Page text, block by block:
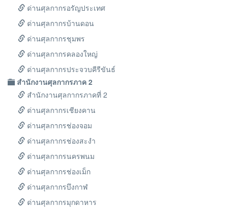
ด่านศุลกากรอรัญประเทศ
ด่านศุลกากรบ้านดอน
ด่านศุลกากรชุมพร
ด่านศุลกากรคลองใหญ่
ด่านศุลกากรประจวบคีรีขันธ์
สำนักงานศุลกากรภาค 2
สำนักงานศุลกากรภาคที่ 2
ด่านศุลกากรเชียงคาน
ด่านศุลกากรช่องจอม
ด่านศุลกากรช่องสะงำ
ด่านศุลกากรนครพนม
ด่านศุลกากรช่องเม็ก
ด่านศุลกากรบึงกาฬ
ด่านศุลกากรมุกดาหาร